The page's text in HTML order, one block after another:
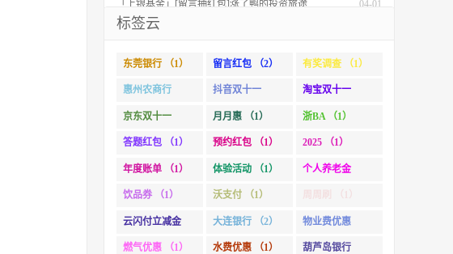
04-01
「上银基金」[留言抽红包]​涨了鸭的投资旅途
「 汇添富基金」【万份红包】从默默无闻到表现抢眼，有色金属经历了什么？
「杭州银行」信用卡 月月惠生活 消费达标莹华为PuraX MateBook14等好礼
「杭州银行」社保卡(市民卡)专属福利
「徽商银行」1分乘公交,徽商银行乘车码，承包你的秋日趣味出行[限合肥]
「杭州银行」信用卡 双十一省钱攻略 更有国补专场
「惠州农商行」境外消费满500元立减18元
「 广发基金」查看2024年度投资账单 最高抽88.88元红包
标签云
东莞银行 （1） 留言红包 （2） 有奖调查 （1）
惠州农商行
（1）
抖音双十一
（1）
淘宝双十一
（2）
京东双十一
（1）
月月惠 （1） 浙BA （1）
答题红包 （1） 预约红包 （1） 2025 （1）
年度账单 （1） 体验活动 （1） 个人养老金
饮品券 （1） 沃支付 （1）
云闪付立减金
（1）
大连银行 （2） 物业费优惠
（1）
燃气优惠 （1） 水费优惠 （1） 葫芦岛银行